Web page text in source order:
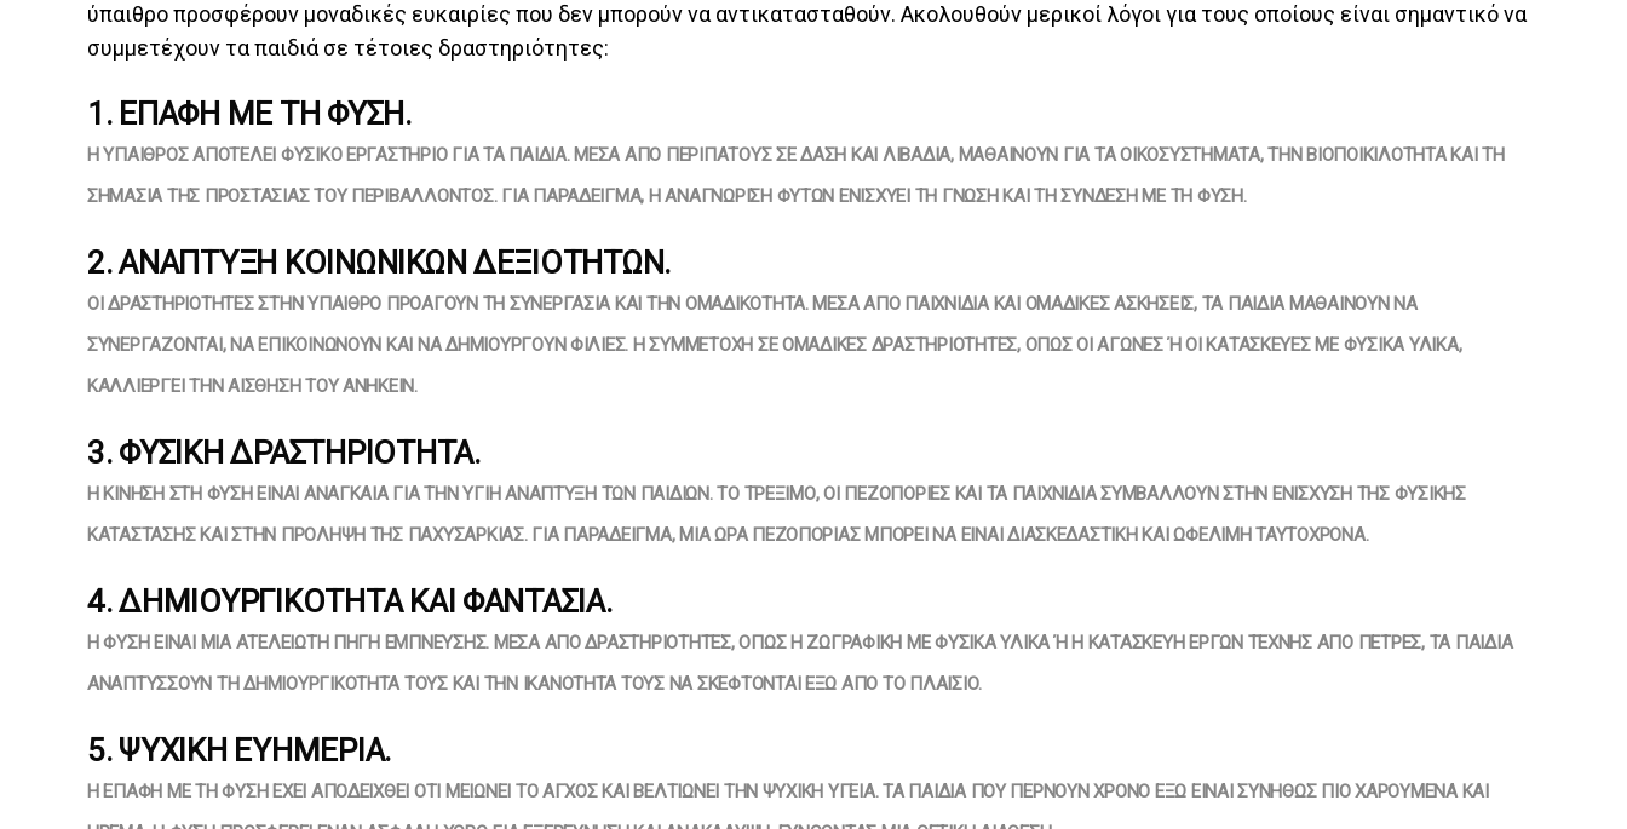
ύπαιθρο προσφέρουν μοναδικές ευκαιρίες που δεν μπορούν να αντικατασταθούν. Ακολουθούν μερικοί λόγοι για τους οποίους είναι σημαντικό να
συμμετέχουν τα παιδιά σε τέτοιες δραστηριότητες:
1. ΕΠΑΦΉ ΜΕ ΤΗ ΦΎΣΗ.
Η ΎΠΑΙΘΡΟΣ ΑΠΟΤΕΛΕΊ ΦΥΣΙΚΌ ΕΡΓΑΣΤΉΡΙΟ ΓΙΑ ΤΑ ΠΑΙΔΙΆ. ΜΈΣΑ ΑΠΌ ΠΕΡΙΠΆΤΟΥΣ ΣΕ ΔΆΣΗ ΚΑΙ ΛΙΒΆΔΙΑ, ΜΑΘΑΊΝΟΥΝ ΓΙΑ ΤΑ ΟΙΚΟΣΥΣΤΉΜΑΤΑ, ΤΗΝ ΒΙΟΠΟΙΚΙΛΌΤΗΤΑ ΚΑΙ ΤΗ
ΣΗΜΑΣΊΑ ΤΗΣ ΠΡΟΣΤΑΣΊΑΣ ΤΟΥ ΠΕΡΙΒΆΛΛΟΝΤΟΣ. ΓΙΑ ΠΑΡΆΔΕΙΓΜΑ, Η ΑΝΑΓΝΏΡΙΣΗ ΦΥΤΏΝ ΕΝΙΣΧΎΕΙ ΤΗ ΓΝΏΣΗ ΚΑΙ ΤΗ ΣΎΝΔΕΣΗ ΜΕ ΤΗ ΦΎΣΗ.
2. ΑΝΆΠΤΥΞΗ ΚΟΙΝΩΝΙΚΏΝ ΔΕΞΙΟΤΉΤΩΝ.
ΟΙ ΔΡΑΣΤΗΡΙΌΤΗΤΕΣ ΣΤΗΝ ΎΠΑΙΘΡΟ ΠΡΟΆΓΟΥΝ ΤΗ ΣΥΝΕΡΓΑΣΊΑ ΚΑΙ ΤΗΝ ΟΜΑΔΙΚΌΤΗΤΑ. ΜΈΣΑ ΑΠΌ ΠΑΙΧΝΊΔΙΑ ΚΑΙ ΟΜΑΔΙΚΈΣ ΑΣΚΉΣΕΙΣ, ΤΑ ΠΑΙΔΙΆ ΜΑΘΑΊΝΟΥΝ ΝΑ
ΣΥΝΕΡΓΆΖΟΝΤΑΙ, ΝΑ ΕΠΙΚΟΙΝΩΝΟΎΝ ΚΑΙ ΝΑ ΔΗΜΙΟΥΡΓΟΎΝ ΦΙΛΊΕΣ. Η ΣΥΜΜΕΤΟΧΉ ΣΕ ΟΜΑΔΙΚΈΣ ΔΡΑΣΤΗΡΙΌΤΗΤΕΣ, ΌΠΩΣ ΟΙ ΑΓΏΝΕΣ Ή ΟΙ ΚΑΤΑΣΚΕΥΈΣ ΜΕ ΦΥΣΙΚΆ ΥΛΙΚΆ, Κ
ΑΛΛΙΕΡΓΕΊ ΤΗΝ ΑΊΣΘΗΣΗ ΤΟΥ ΑΝΉΚΕΙΝ.
3. ΦΥΣΙΚΉ ΔΡΑΣΤΗΡΙΌΤΗΤΑ.
Η ΚΊΝΗΣΗ ΣΤΗ ΦΎΣΗ ΕΊΝΑΙ ΑΝΑΓΚΑΊΑ ΓΙΑ ΤΗΝ ΥΓΙΉ ΑΝΆΠΤΥΞΗ ΤΩΝ ΠΑΙΔΙΏΝ. ΤΟ ΤΡΈΞΙΜΟ, ΟΙ ΠΕΖΟΠΟΡΊΕΣ ΚΑΙ ΤΑ ΠΑΙΧΝΊΔΙΑ ΣΥΜΒΆΛΛΟΥΝ ΣΤΗΝ ΕΝΊΣΧΥΣΗ ΤΗΣ ΦΥΣΙΚΉΣ
ΚΑΤΆΣΤΑΣΗΣ ΚΑΙ ΣΤΗΝ ΠΡΌΛΗΨΗ ΤΗΣ ΠΑΧΥΣΑΡΚΊΑΣ. ΓΙΑ ΠΑΡΆΔΕΙΓΜΑ, ΜΙΑ ΏΡΑ ΠΕΖΟΠΟΡΊΑΣ ΜΠΟΡΕΊ ΝΑ ΕΊΝΑΙ ΔΙΑΣΚΕΔΑΣΤΙΚΉ ΚΑΙ ΩΦΈΛΙΜΗ ΤΑΥΤΌΧΡΟΝΑ.
4. ΔΗΜΙΟΥΡΓΙΚΌΤΗΤΑ ΚΑΙ ΦΑΝΤΑΣΊΑ.
Η ΦΎΣΗ ΕΊΝΑΙ ΜΙΑ ΑΤΕΛΕΊΩΤΗ ΠΗΓΉ ΈΜΠΝΕΥΣΗΣ. ΜΈΣΑ ΑΠΌ ΔΡΑΣΤΗΡΙΌΤΗΤΕΣ, ΌΠΩΣ Η ΖΩΓΡΑΦΙΚΉ ΜΕ ΦΥΣΙΚΆ ΥΛΙΚΆ Ή Η ΚΑΤΑΣΚΕΥΉ ΈΡΓΩΝ ΤΈΧΝΗΣ ΑΠΌ ΠΈΤΡΕΣ, ΤΑ ΠΑΙΔΙΆ Α
ΝΑΠΤΎΣΣΟΥΝ ΤΗ ΔΗΜΙΟΥΡΓΙΚΌΤΗΤΆ ΤΟΥΣ ΚΑΙ ΤΗΝ ΙΚΑΝΌΤΗΤΆ ΤΟΥΣ ΝΑ ΣΚΈΦΤΟΝΤΑΙ ΈΞΩ ΑΠΌ ΤΟ ΠΛΑΊΣΙΟ.
5. ΨΥΧΙΚΉ ΕΥΗΜΕΡΊΑ.
Η ΕΠΑΦΉ ΜΕ ΤΗ ΦΎΣΗ ΈΧΕΙ ΑΠΟΔΕΙΧΘΕΊ ΌΤΙ ΜΕΙΏΝΕΙ ΤΟ ΆΓΧΟΣ ΚΑΙ ΒΕΛΤΙΏΝΕΙ ΤΗΝ ΨΥΧΙΚΉ ΥΓΕΊΑ. ΤΑ ΠΑΙΔΙΆ ΠΟΥ ΠΕΡΝΟΎΝ ΧΡΌΝΟ ΈΞΩ ΕΊΝΑΙ ΣΥΝΉΘΩΣ ΠΙΟ ΧΑΡΟΎΜΕΝΑ ΚΑΙ